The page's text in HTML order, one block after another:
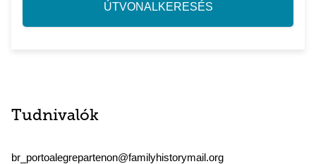
ÚTVONALKERESÉS
Tudnivalók
br_portoalegrepartenon@familyhistorymail.org